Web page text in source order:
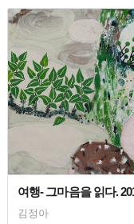
여행- 그마음을 읽다.
김정아